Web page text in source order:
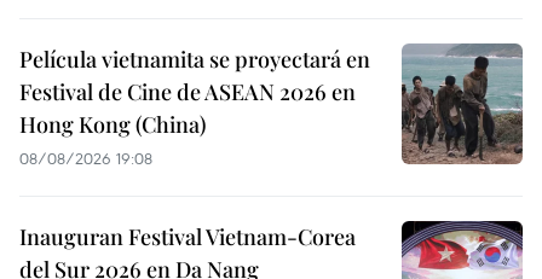
Película vietnamita se proyectará en
Festival de Cine de ASEAN 2026 en
Hong Kong (China)
08/08/2026 19:08
Inauguran Festival Vietnam-Corea
del Sur 2026 en Da Nang